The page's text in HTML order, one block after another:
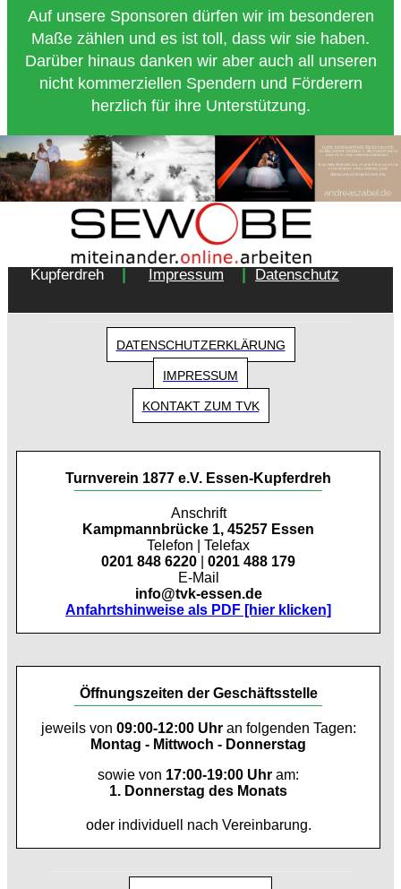
Auf unsere Sponsoren dürfen wir im besonderen
Maße zählen und es ist toll, dass wir sie haben.
Darüber hinaus danken wir aber auch all unseren
nicht kommerziellen Spendern und Förderern
herzlich für ihre Unterstützung.
Copyright 2018 - Turnverein 1877 e.V. Essen-
Kupferdreh
Impressum Datenschutz
DATENSCHUTZERKLÄRUNG
IMPRESSUM
KONTAKT ZUM TVK
Turnverein 1877 e.V. Essen-Kupferdreh
Anschrift
Kampmannbrücke 1, 45257 Essen
Telefon | Telefax
0201 848 6220
0201 488 179
E-Mail
info@tvk-essen.de
Anfahrtshinweise als PDF [hier klicken]
Öffnungszeiten der Geschäftsstelle
jeweils von 09:00-12:00 Uhran folgenden Tagen:
Montag - Mittwoch - Donnerstag
sowie von 17:00-19:00 Uhr am:
1. Donnerstag des Monats
oder individuell nach Vereinbarung.